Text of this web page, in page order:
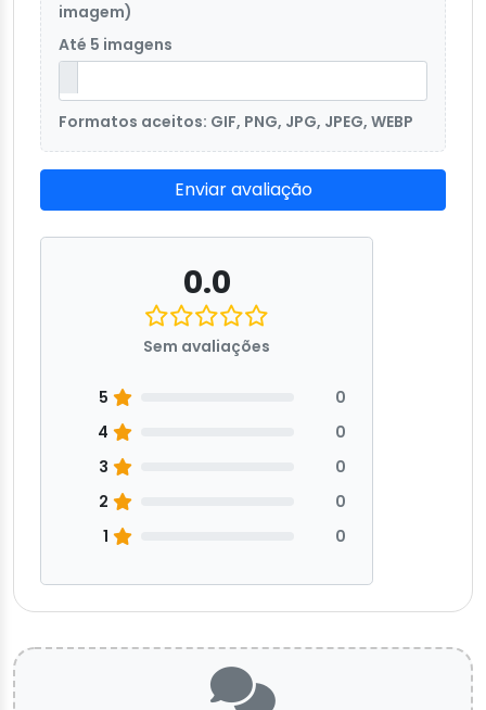
imagem)
Até 5 imagens
Formatos aceitos: GIF, PNG, JPG, JPEG, WEBP
Enviar avaliação
0.0
Sem avaliações
5
0
4
0
3
0
2
0
1
0